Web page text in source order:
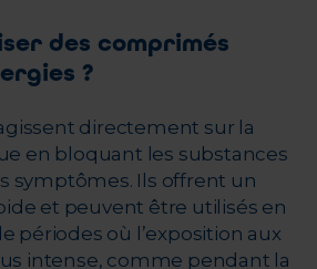
des comprimés
?
directement sur la
en bloquant les substances
symptômes. Ils offrent un
et peuvent être utilisés en
périodes où l’exposition aux
intense, comme pendant la